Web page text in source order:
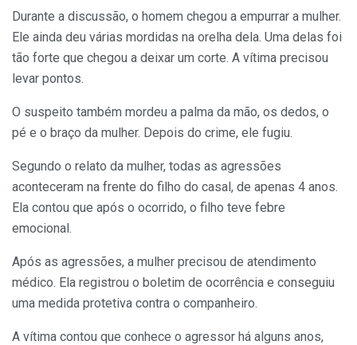
Durante a discussão, o homem chegou a empurrar a mulher.
Ele ainda deu várias mordidas na orelha dela. Uma delas foi
tão forte que chegou a deixar um corte. A vítima precisou
levar pontos.
O suspeito também mordeu a palma da mão, os dedos, o
pé e o braço da mulher. Depois do crime, ele fugiu.
Segundo o relato da mulher, todas as agressões
aconteceram na frente do filho do casal, de apenas 4 anos.
Ela contou que após o ocorrido, o filho teve febre
emocional.
Após as agressões, a mulher precisou de atendimento
médico. Ela registrou o boletim de ocorrência e conseguiu
uma medida protetiva contra o companheiro.
A vítima contou que conhece o agressor há alguns anos,